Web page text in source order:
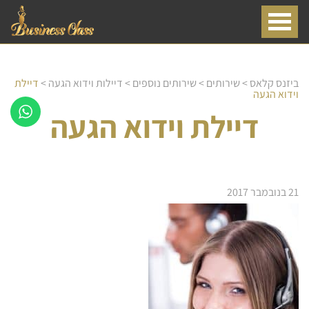
ביזנס קלאס>שירותים>שירותים נוספים>דיילות וידוא הגעה>דיילת
וידוא הגעה
דיילת וידוא הגעה
21 בנובמבר 2017